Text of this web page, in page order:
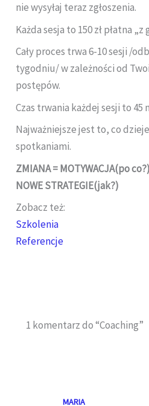
nie wysyłaj teraz zgłoszenia.
Każda sesja to 150 zł płatna „z
Cały proces trwa 6-10 sesji /
tygodniu/ w zależności od
postępów.
Czas trwania każdej sesji to 45
Najważniejsze jest to, co
spotkaniami.
ZMIANA = MOTYWACJA(po
NOWE STRATEGIE(jak?)
Zobacz też:
Szkolenia
Referencje
1 komentarz do “Coaching”
MARIA